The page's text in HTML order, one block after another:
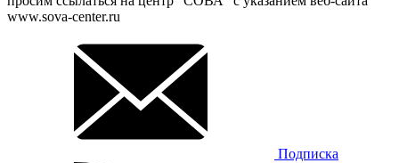
www.sova-center.ru
Подписка